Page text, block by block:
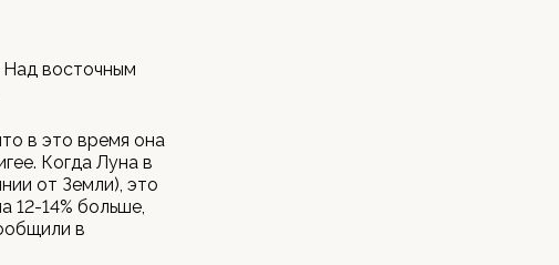
Над восточным
в это время она
Когда Луна в
от Земли), это
12-14% больше,
в